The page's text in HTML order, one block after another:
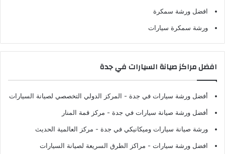
افضل ورشة سمكرة
ورشة سمكرة سيارات
افضل مراكز صيانة السيارات في جدة
أفضل ورشة سيارات في جدة - المركز الدولي التخصصي لصيانة السيارات
أفضل ورشة صيانة سيارات في جدة - مركز قمة المنار
ورشة صيانة سيارات وميكانيكي في جدة - مركز العالمية الحديث
افضل ورشة سيارات - مراكز الطرق السريعة لصيانة السيارات